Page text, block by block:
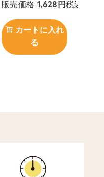
販売価格 1,628 税込
カートに入れ
る